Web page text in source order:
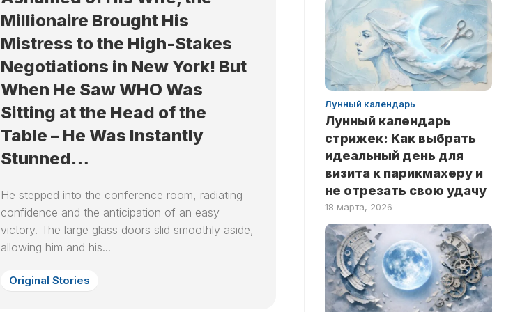
СНА
СНЫ
ЧИСЛАМ
МЕСЯЦА
СОННИК
ДЕНЬ
НА
СЬОГОДНІ
ЛЮБОВНЫЙ
ГОРОСКОП
НА
ЛУНУ
ЛЮБОВНЫЙ
НА
ЭРУДИЦИЮ
ЗНАМЕНИТОСТЯМ
ЗДОРОВЬЕ
НОВОСТИ
РИТУАЛЫ
INSTANT
Millionaire Brought His
Mistress to the High-Stakes
Negotiations in New York! But
When He Saw WHO Was
Sitting at the Head of the
Table – He Was Instantly
Stunned…
He stepped into the conference room, radiating
confidence and the anticipation of an easy
victory. The large glass doors slid smoothly aside,
allowing him and his...
Original Stories
Лунный календарь
Лунный календарь
стрижек: Как выбрать
идеальный день для
визита к парикмахеру и
не отрезать свою удачу
18 марта, 2026